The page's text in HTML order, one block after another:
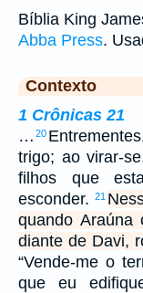
Bíblia King
Abba Press.
Contexto
1 Crônicas 21
… 20
trigo; ao virar-
filhos que
esconder.
21
quando
diante de Davi,
“Vende-me o
que eu